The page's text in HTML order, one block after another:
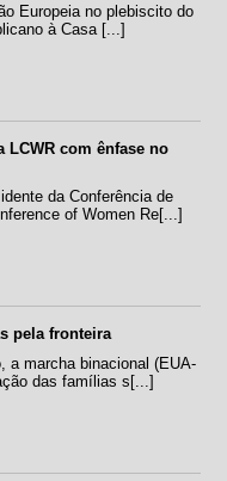
Europeia no plebiscito do
à Casa [...]
LCWR com ênfase no
da Conferência de
of Women Re[...]
pela fronteira
a marcha binacional (EUA-
das famílias s[...]